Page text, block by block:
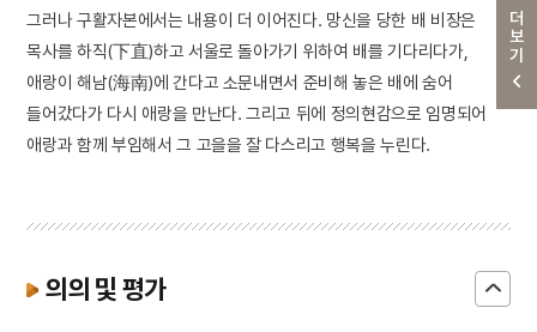
더보기
그러나 구활자본에서는 내용이 더 이어진다. 망신을 당한 배 비장은
목사를 하직(下直)하고 서울로 돌아가기 위하여 배를 기다리다가,
애랑이 해남(海南)에 간다고 소문내면서 준비해 놓은 배에 숨어
들어갔다가 다시 애랑을 만난다. 그리고 뒤에 정의현감으로 임명되어
애랑과 함께 부임해서 그 고을을 잘 다스리고 행복을 누린다.
의의 및 평가